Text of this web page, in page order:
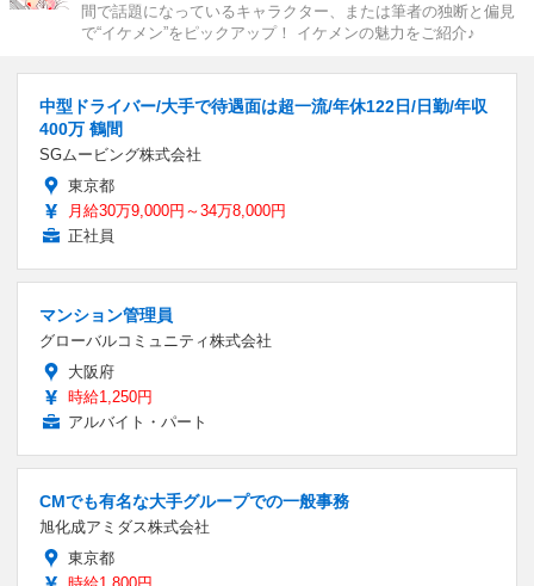
間で話題になっているキャラクター、または筆者の独断と偏見
で“イケメン”をピックアップ！ イケメンの魅力をご紹介♪
中型ドライバー/大手で待遇面は超一流/年休122日/日勤/年収
400万 鶴間
SGムービング株式会社
東京都
月給30万9,000円～34万8,000円
正社員
マンション管理員
グローバルコミュニティ株式会社
大阪府
時給1,250円
アルバイト・パート
CMでも有名な大手グループでの一般事務
旭化成アミダス株式会社
東京都